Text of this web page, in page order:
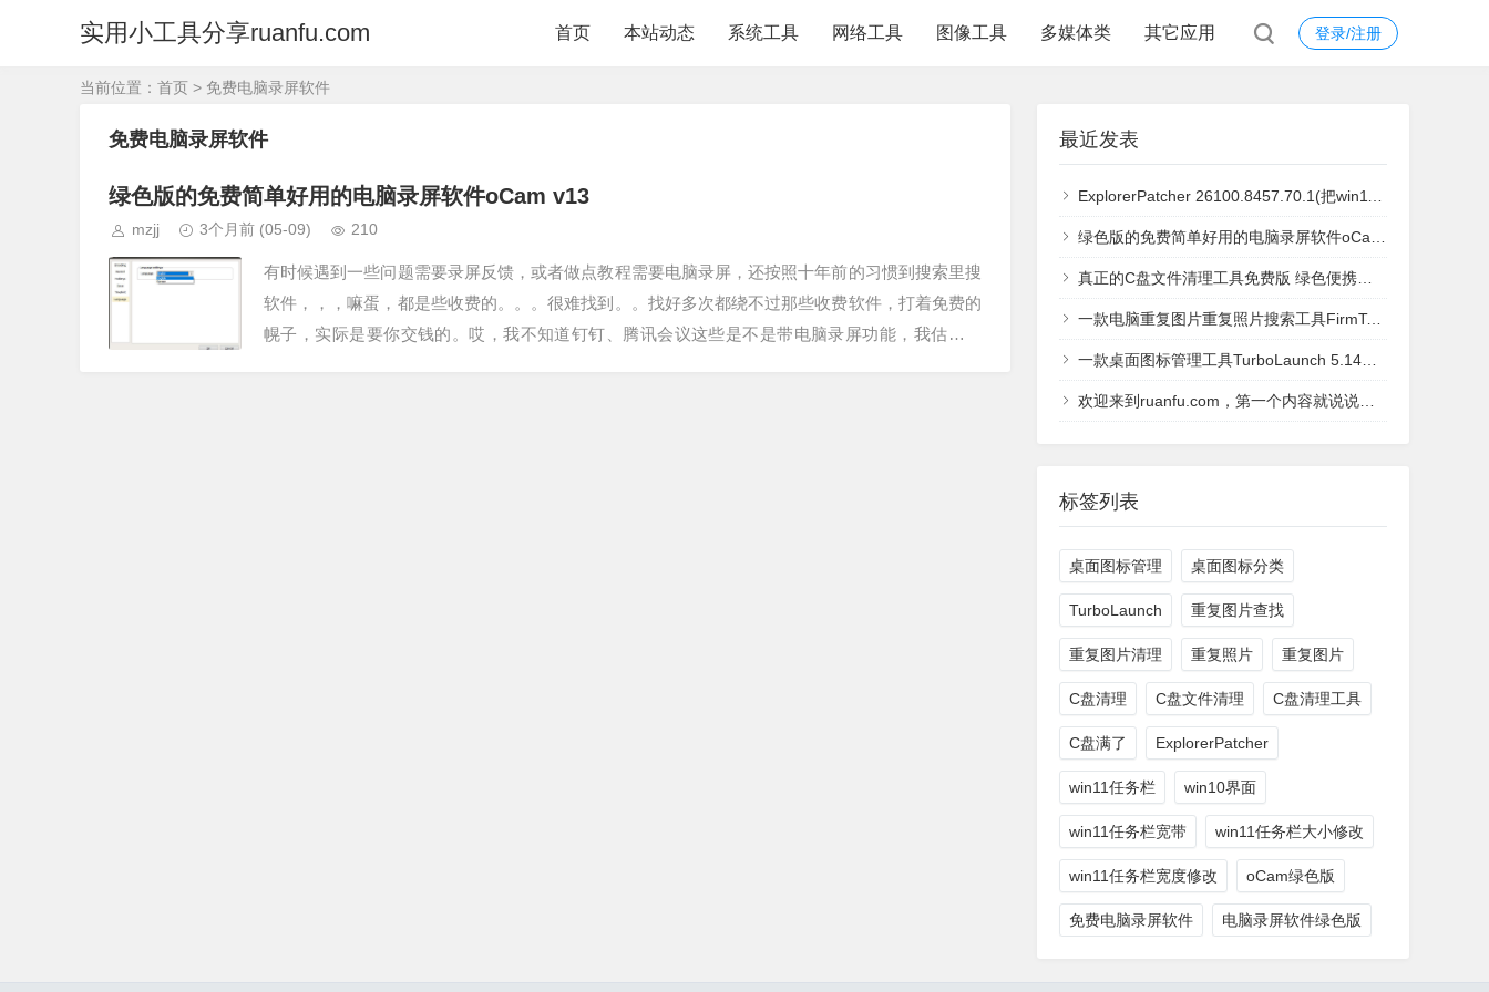
实用小工具分享ruanfu.com 登录/注册
首页 本站动态 系统工具 网络工具 图像工具 多媒体类 其它应用
当前位置： 首页 > 免费电脑录屏软件
免费电脑录屏软件
绿色版的免费简单好用的电脑录屏软件oCam v13
mzjj 3个月前 (05-09) 210
有时候遇到一些问题需要录屏反馈，或者做点教程需要电脑录屏，还按照十年前的习惯到搜索里搜
软件，，，嘛蛋，都是些收费的。。。很难找到。。找好多次都绕不过那些收费软件，打着免费的
幌子，实际是要你交钱的。哎，我不知道钉钉、腾讯会议这些是不是带电脑录屏功能，我估摸着
最近发表
ExplorerPatcher 26100.8457.70.1(把win11任务栏调整和win10一样)真正有效的win11任务栏宽度大小调整的工具2026.6.10日更新
绿色版的免费简单好用的电脑录屏软件oCam v13
真正的C盘文件清理工具免费版 绿色便携版本 360清理PRO 1.0.0.1021提取版
一款电脑重复图片重复照片搜索工具FirmTools Duplicate Photo Finder 1.1.0.148汉化版
一款桌面图标管理工具TurboLaunch 5.14绿色注册版
欢迎来到ruanfu.com，第一个内容就说说建立这个网站的初心吧。
标签列表
桌面图标管理 桌面图标分类
TurboLaunch 重复图片查找
重复图片清理 重复照片 重复图片
C盘清理 C盘文件清理 C盘清理工具
C盘满了 ExplorerPatcher
win11任务栏 win10界面
win11任务栏宽带 win11任务栏大小修改
win11任务栏宽度修改 oCam绿色版
免费电脑录屏软件 电脑录屏软件绿色版